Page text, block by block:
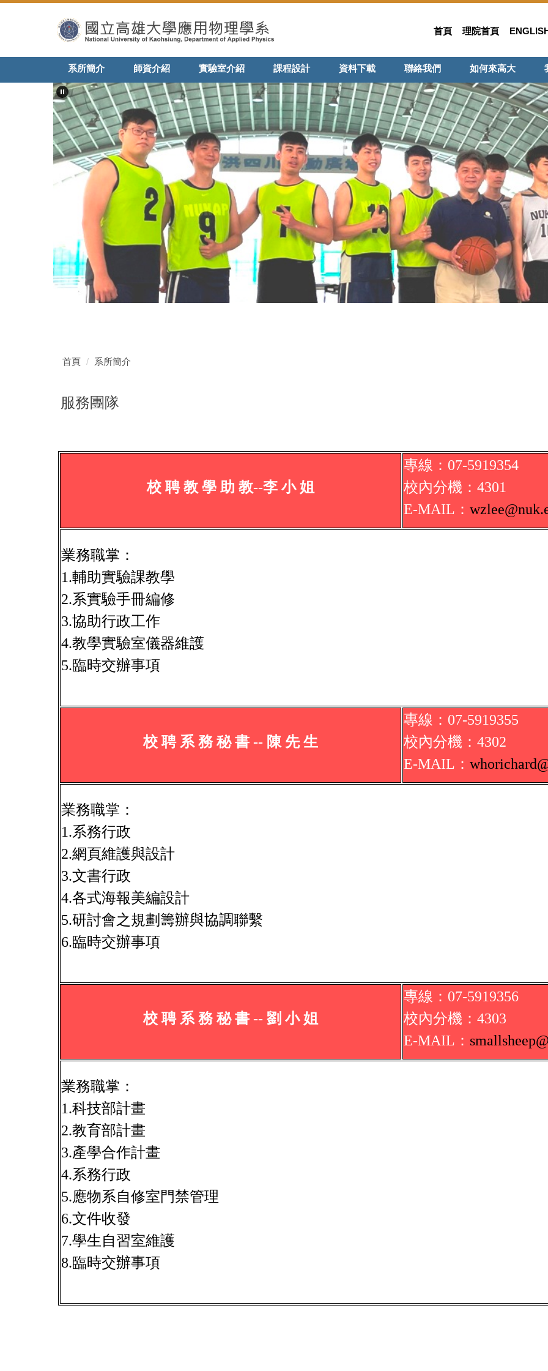
首頁 理院首頁
系所簡介 師資介紹 實驗室介紹 課程設計 資料下載 聯絡我們 如何來高大
首頁 系所簡介
服務團隊
校 聘 教 學 助 教--李 小 姐
專線：07-5919354
校內分機 ： 4301
E-MAIL： wzlee
業務職掌：
1.輔助實驗課教學
2.系實驗手冊編修
3.協助行政工作
4.教學實驗室儀器維護
5.臨時交辦事項
校 聘 系 務 秘 書 -- 陳 先 生
專線：07-5919355
校內分機 ： 4302
E-MAIL： whorichard
業務職掌：
1.系務行政
2.網頁維護與設計
3.文書行政
4.各式海報美編設計
5.研討會之規劃籌辦與協調聯繫
6.臨時交辦事項
校 聘 系 務 秘 書 -- 劉 小 姐
專線：07-5919356
校內分機 ： 4303
E-MAIL： smallsheep
業務職掌：
1.科技部計畫
2.教育部計畫
3.產學合作計畫
4.系務行政
5.應物系自修室門禁管理
6.文件收發
7.學生自習室維護
8.臨時交辦事項